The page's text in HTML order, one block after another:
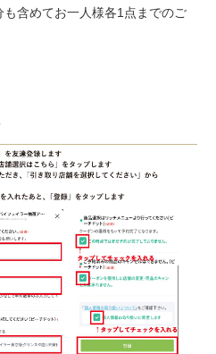
含めてお一人様各1点までのご